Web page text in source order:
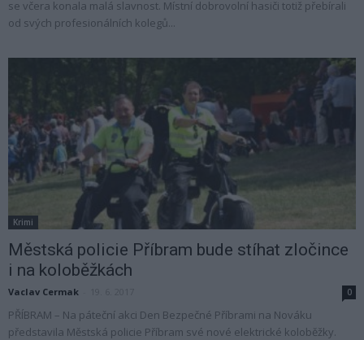
se včera konala malá slavnost. Místní dobrovolní hasiči totiž přebírali
od svých profesionálních kolegů...
Krimi
Městská policie Příbram bude stíhat zločince
i na koloběžkách
Vaclav Cermak 0
PŘÍBRAM – Na páteční akci Den Bezpečné Příbrami na Nováku
představila Městská policie Příbram své nové elektrické koloběžky.